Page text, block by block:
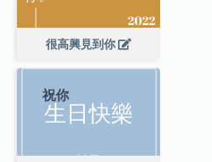
很高興見到你